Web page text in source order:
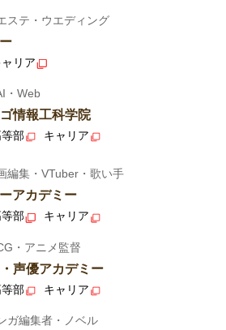
ステ・ウエディング
リア
・Web
情報工科学院
部 キャリア
編集・VTuber・歌い手
アカデミー
部 キャリア
・アニメ監督
声優アカデミー
部 キャリア
ガ編集者・ノベル